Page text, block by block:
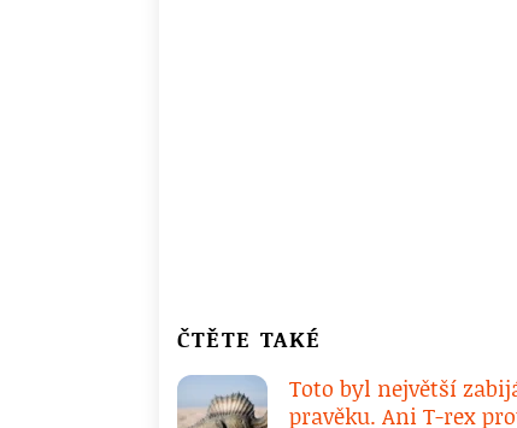
ČTĚTE TAKÉ
Toto byl největší
pravěku. Ani T-rex